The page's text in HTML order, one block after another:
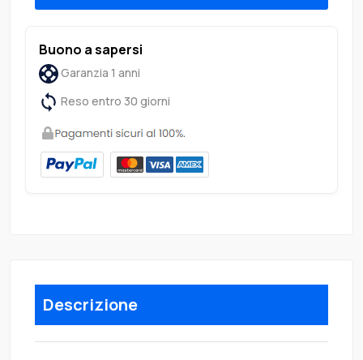
Buono a sapersi
Garanzia 1 anni
Reso entro 30 giorni
Descrizione